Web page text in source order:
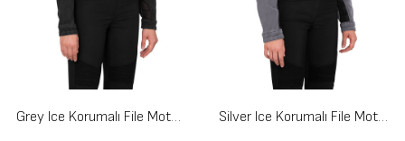
Grey Ice Korumalı File Motosiklet Kot Montu Kadın Silver Ice Korumalı File Motosiklet Kot Montu Kadın